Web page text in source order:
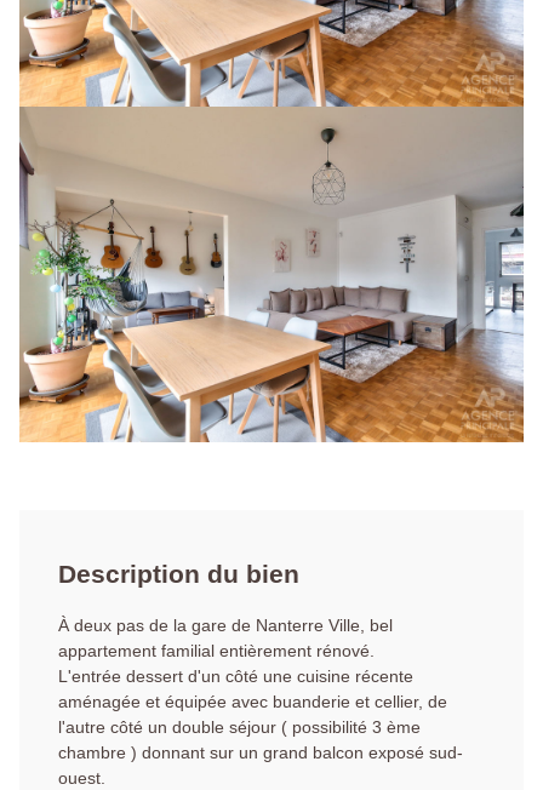
Description du bien
À deux pas de la gare de Nanterre Ville, bel
appartement familial entièrement rénové.
L'entrée dessert d'un côté une cuisine récente
aménagée et équipée avec buanderie et cellier, de
l'autre côté un double séjour ( possibilité 3 ème
chambre ) donnant sur un grand balcon exposé sud-
ouest.